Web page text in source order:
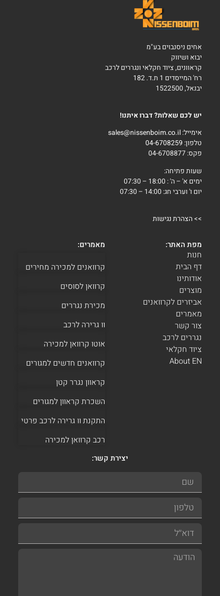
אחים ניסנבוים בע"מ
יבוא ושיווק
קראוונים, ציוד חקלאי ונגררים לרכב
רח' המייסדים 1 ת.ד. 182
יבנאל, 1522500
יש לכם שאלות? דברו איתנו!
אימייל:sales@nissenboim.co.il
טלפון: 04-6708259
פקס: 04-6708877
שעות פתיחה:
ימים א' – ה' : 18:00 – 07:30
יום ו' וערבי חג: 14:00 – 07:30
>>הצהרת נגישות
מפת האתר:
חנות
דף הבית
אודותינו
מוצרים
אביזרים לקרוואנים
מאמרים
צור קשר
נגררים לרכב
ציוד חקלאי
About EN
מאמרים:
קרוואנים למכירה מחירים
קרוואן לסוסים
מכירת נגררים
וו גרירה לרכב
אוטו קרוואן למכירה
קרוואנים חדשים למגורים
קראוון נגרר קטן
השכרת קראוון למגורים
התקנת וו גרירה לרכב פרטי
רכב קרוואן למכירה
יצירת קשר: